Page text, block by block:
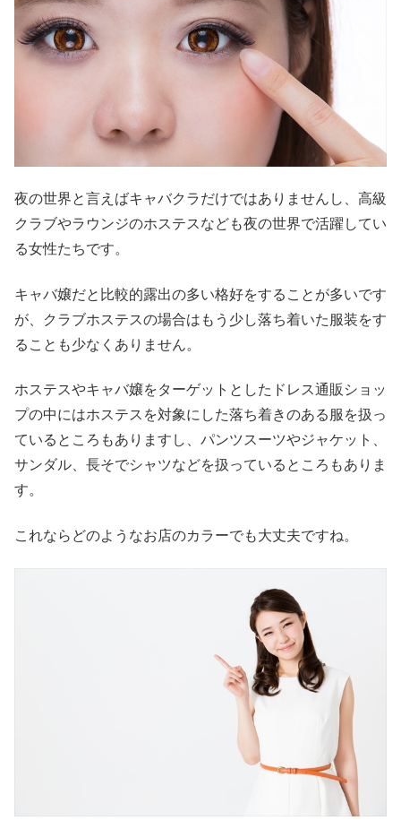
夜の世界と言えばキャバクラだけではありませんし、高級
クラブやラウンジのホステスなども夜の世界で活躍してい
る女性たちです。
キャバ嬢だと比較的露出の多い格好をすることが多いです
が、クラブホステスの場合はもう少し落ち着いた服装をす
ることも少なくありません。
ホステスやキャバ嬢をターゲットとしたドレス通販ショッ
プの中にはホステスを対象にした落ち着きのある服を扱っ
ているところもありますし、パンツスーツやジャケット、
サンダル、長そでシャツなどを扱っているところもありま
す。
これならどのようなお店のカラーでも大丈夫ですね。